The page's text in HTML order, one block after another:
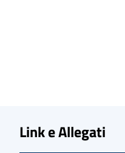
Link e Allegati